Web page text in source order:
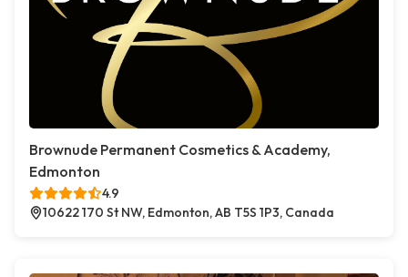
Brownude Permanent Cosmetics & Academy,
Edmonton
4.9
10622 170 St NW, Edmonton, AB T5S 1P3, Canada